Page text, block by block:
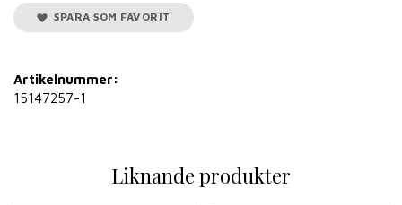
SPARA SOM FAVORIT
Artikelnummer:
15147257-1
Liknande produkter